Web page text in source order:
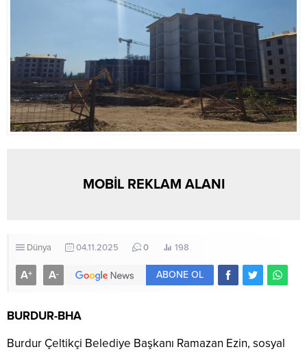
MOBİL REKLAM ALANI
Dünya 04.11.2025 0 198
A+ A- ABONE OL
BURDUR-BHA
Burdur Çeltikçi Belediye Başkanı Ramazan Ezin, sosyal